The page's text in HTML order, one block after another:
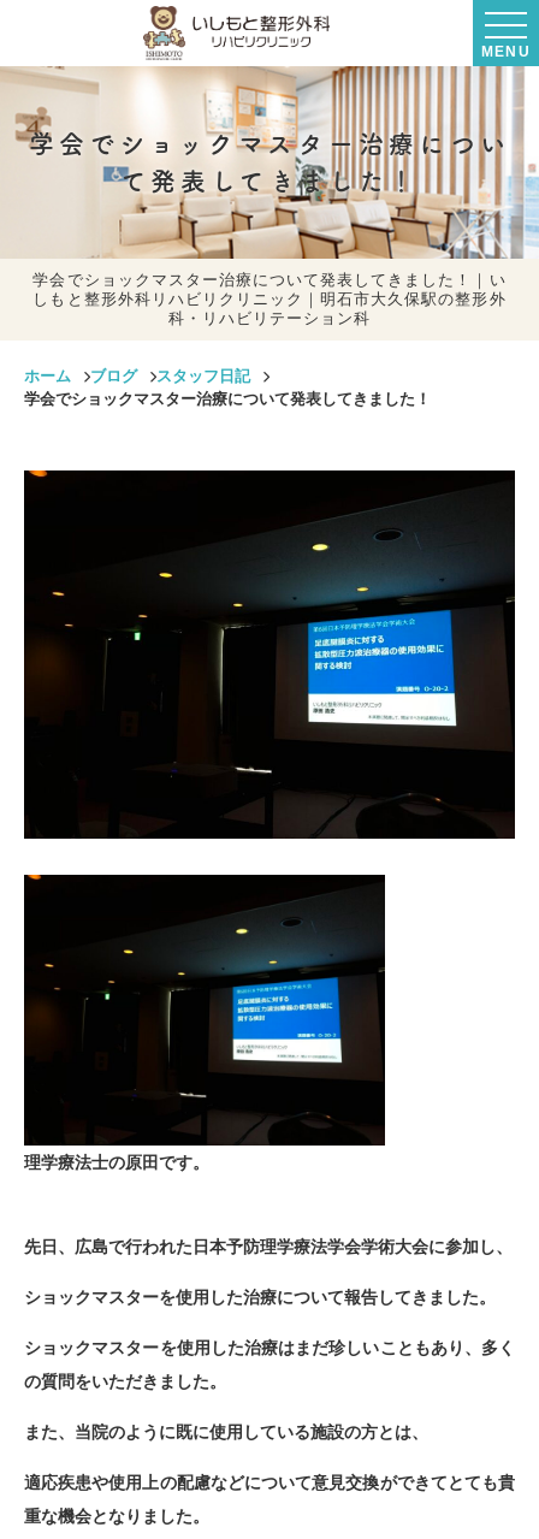
MENU
学会でショックマスター治療につい
て発表してきました！
学会でショックマスター治療について発表してきました！｜い
しもと整形外科リハビリクリニック｜明石市大久保駅の整形外
科・リハビリテーション科
ホーム ブログ
スタッフ日記
学会でショックマスター治療について発表してきました！
理学療法士の原田です。
先日、広島で行われた日本予防理学療法学会学術大会に参加し、
ショックマスターを使用した治療について報告してきました。
ショックマスターを使用した治療はまだ珍しいこともあり、多く
の質問をいただきました。
また、当院のように既に使用している施設の方とは、
適応疾患や使用上の配慮などについて意見交換ができてとても貴
重な機会となりました。